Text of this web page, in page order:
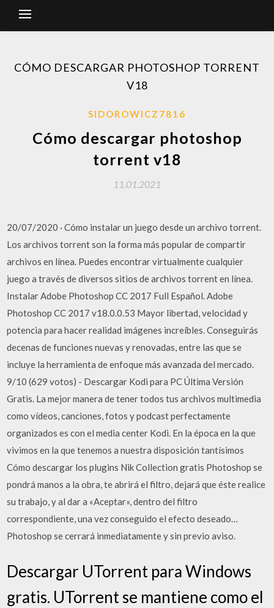
CÓMO DESCARGAR PHOTOSHOP TORRENT
V18
SIDOROWICZ7816
Cómo descargar photoshop
torrent v18
11.01.2021
20/07/2020 · Cómo instalar un juego desde un archivo torrent.
Los archivos torrent son la forma más popular de compartir
archivos en línea. Puedes encontrar virtualmente cualquier
juego a través de diversos sitios de archivos torrent en línea.
Instalar Adobe Photoshop CC 2017 Full Español. Adobe
Photoshop CC 2017 v18.0.0.53 Mayor libertad, velocidad y
potencia para hacer realidad imágenes increíbles. Conseguirás
decenas de funciones nuevas y renovadas, entre las que se
incluye la herramienta de enfoque más avanzada del mercado.
9/10 (629 votos) - Descargar Kodi para PC Última Versión
Gratis. La mejor manera de tener todos tus archivos multimedia
como vídeos, canciones, fotos y podcast perfectamente
organizados es con el media center Kodi. En la época en la que
vivimos en la que tenemos a nuestra disposición tantísimos
Cómo descargar los plugins Nik Collection gratis Photoshop se
pondrá manos a la obra, te abrirá el filtro, dejará que éste realice
su trabajo, y al dar a «Aceptar», dentro del filtro
correspondiente, una vez conseguido el efecto deseado…
Photoshop se cerrará inmediatamente y sin previo aviso.
Descargar UTorrent para Windows
gratis. UTorrent se mantiene como el